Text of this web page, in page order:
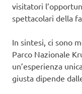
visitatori
spettacolari della
In sintesi, ci sono
Parco Nazionale
un’esperienza
giusta dipende